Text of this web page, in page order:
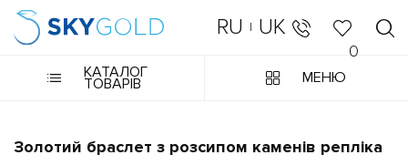
RU | UK
0
КАТАЛОГ
ТОВАРІВ МЕНЮ
Золотий браслет з розсипом каменів репліка